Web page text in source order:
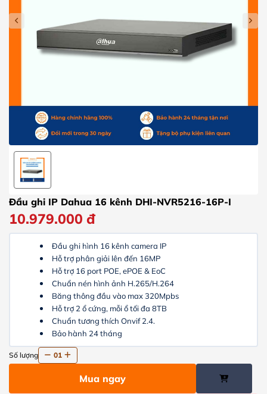
Đầu ghi IP Dahua 16 kênh DHI-NVR5216-16P-I
10.979.000 đ
Đầu ghi hình 16 kênh camera IP
Hỗ trợ phân giải lên đến 16MP
Hỗ trợ 16 port POE, ePOE & EoC
Chuẩn nén hình ảnh H.265/H.264
Băng thông đầu vào max 320Mpbs
Hỗ trợ 2 ổ cứng, mỗi ổ tối đa 8TB
Chuẩn tương thích Onvif 2.4.
Bảo hành 24 tháng
Số lượng 01
Mua ngay